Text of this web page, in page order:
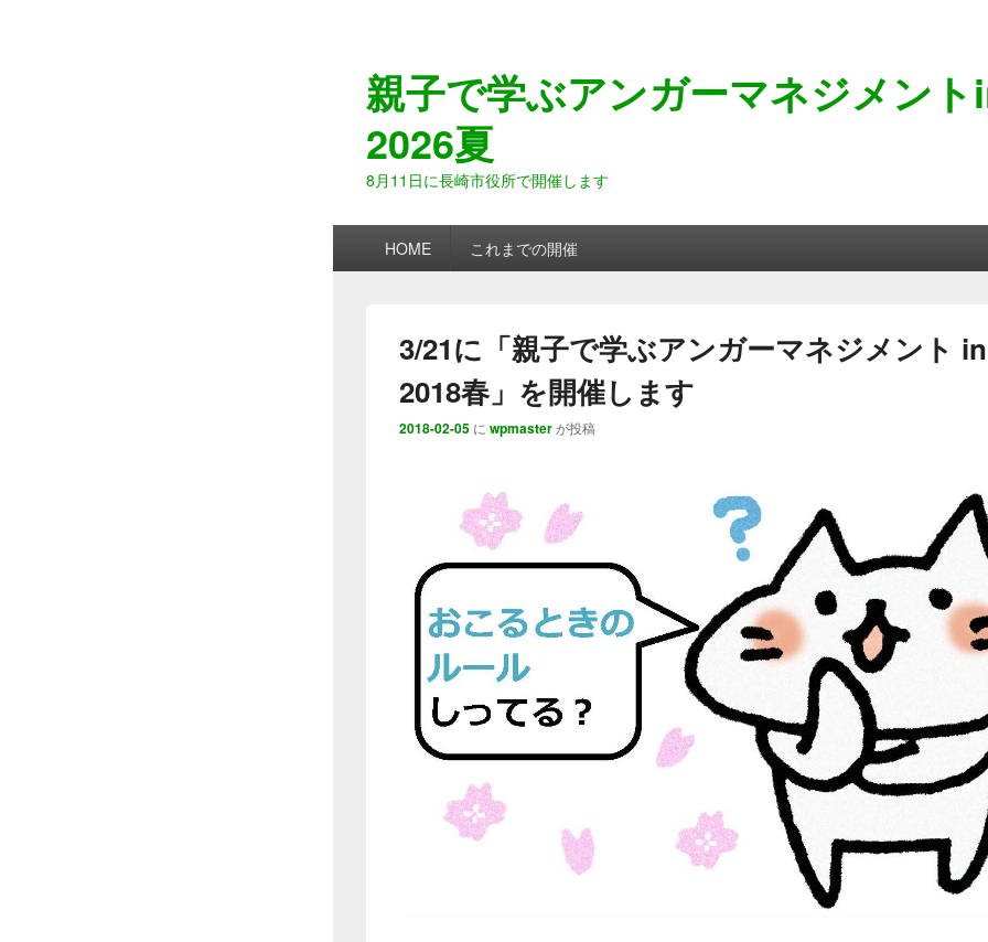
親子で学ぶアンガーマネジメン
2026夏
8月11日に長崎市役所で開催します
HOME これまでの開催
3/21に「親子で学ぶアンガーマネジメント
2018春」を開催します
2018-02-05 に wpmasterが投稿